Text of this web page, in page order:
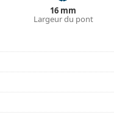
16 mm
Largeur du pont